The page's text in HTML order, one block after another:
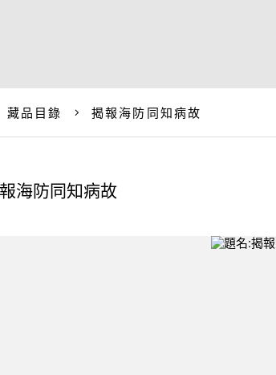
藏品目錄 揭報海防同知病故
海防同知病故